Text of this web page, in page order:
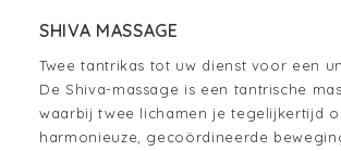
SHIVA MASSAGE
Twee tantrikas tot uw dienst voor een
De Shiva-massage is een tantrische
waarbij twee lichamen je tegelijkertijd
harmonieuze, gecoördineerde